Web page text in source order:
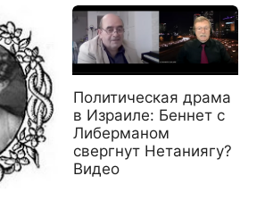
Политическая драма
в Израиле: Беннет с
Либерманом
свергнут Нетаниягу?
Видео